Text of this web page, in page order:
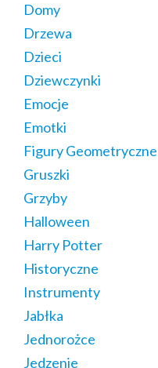
Domy
Drzewa
Dzieci
Dziewczynki
Emocje
Emotki
Figury Geometryczne
Gruszki
Grzyby
Halloween
Harry Potter
Historyczne
Instrumenty
Jabłka
Jednorożce
Jedzenie